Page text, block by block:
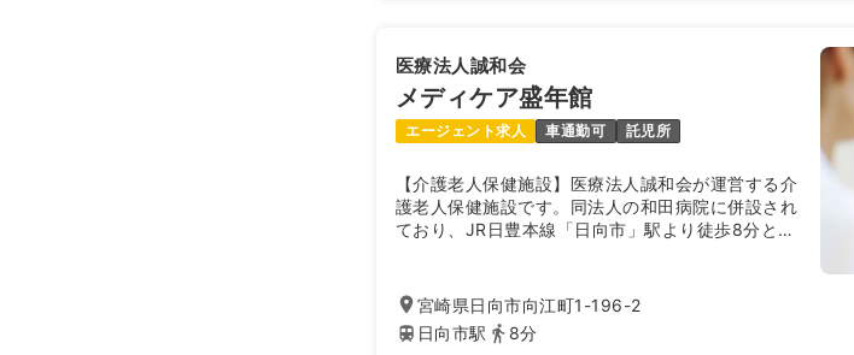
医療法人誠和会
メディケア盛年館
エージェント求人 車通勤可 託児所
【介護老人保健施設】医療法人誠和会が運営する介
護老人保健施設です。同法人の和田病院に併設され
ており、JR日豊本線「日向市」駅より徒歩8分とい
っており、ご利用者さまにあわせたケアサービスを
提供しています。病院との連携をとることにより、
さまざまな対応ができるように心がけられ、広く地
宮崎県日向市向江町1-196-2
日向市駅
8分